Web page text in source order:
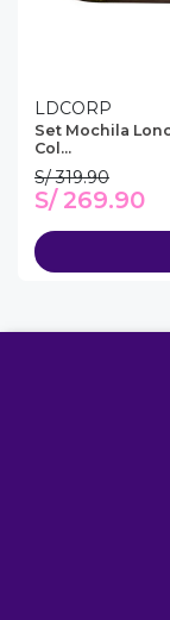
LDCORP
Set Mochila
Col...
S/ 319.90
S/ 269.90